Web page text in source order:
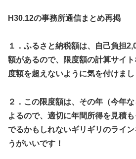
H30.12の事務所通信まとめ再掲
１．ふるさと納税額は、自己負担
額があるので、限度額の計算サイ
度額を超えないように気を付けまし
２．この限度額は、その年（今年な
よるので、適切に年間所得を見積
でるかもしれないギリギリのライ
うがいいです！